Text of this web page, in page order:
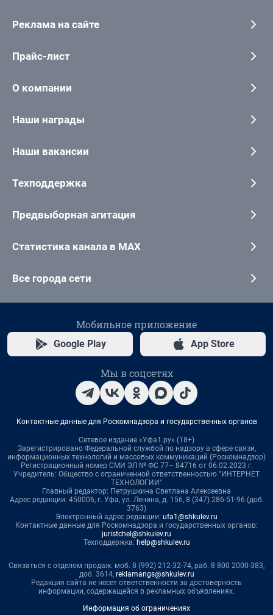
Реклама на сайте
Прайс-лист
О компании
Наши награды
Наши вакансии
Техподдержка
Предвыборная агитация
Статистика канала в MAX
Все города сети
Мобильное приложение
Google Play App Store
Мы в соцсетях
Контактные данные для Роскомнадзора и государственных органов
Сетевое издание «Уфа1.ру» (18+)
Зарегистрировано Федеральной службой по надзору в сфере связи,
информационных технологий и массовых коммуникаций (Роскомнадзор)
Регистрационный номер СМИ ЭЛ № ФС 77– 84716 от 06.02.2023 г.
Учредитель: Общество с ограниченной ответственностью "ИНТЕРНЕТ
ТЕХНОЛОГИИ"
Главный редактор: Петрушкина Светлана Алексеевна
Адрес редакции: 450006, г. Уфа, ул. Ленина, д. 156, 8 (347) 286-51-96 (доб.
3763)
Электронный адрес редакции: ufa1@shkulev.ru
Контактные данные для Роскомнадзора и государственных органов:
juristchel@shkulev.ru
Техподдержка: help@shkulev.ru
Связаться с отделом продаж: моб. 8 (992) 212-32-74, раб. 8 800 2000-383,
доб. 3614, reklamangs@shkulev.ru
Редакция сайта не несет ответственности за достоверность
информации, содержащейся в рекламных объявлениях.
Информация об ограничениях